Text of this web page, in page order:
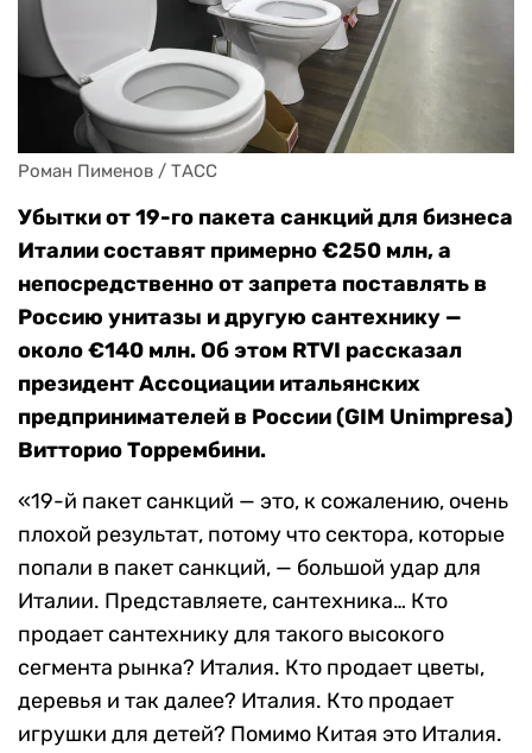
Роман Пименов / ТАСС
Убытки от 19-го пакета санкций для бизнеса
Италии составят примерно €250 млн, а
непосредственно от запрета поставлять в
Россию унитазы и другую сантехнику —
около €140 млн. Об этом RTVI рассказал
президент Ассоциации итальянских
предпринимателей в России (GIM Unimpresa)
Витторио Торрембини.
«19-й пакет санкций — это, к сожалению, очень
плохой результат, потому что сектора, которые
попали в пакет санкций, — большой удар для
Италии. Представляете, сантехника… Кто
продает сантехнику для такого высокого
сегмента рынка? Италия. Кто продает цветы,
деревья и так далее? Италия. Кто продает
игрушки для детей? Помимо Китая это Италия.